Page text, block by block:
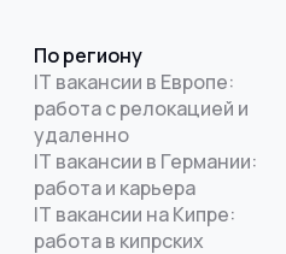
По региону
IT вакансии в Европе:
работа с релокацией и
удаленно
IT вакансии в Германии:
работа и карьера
IT вакансии на Кипре:
работа в кипрских